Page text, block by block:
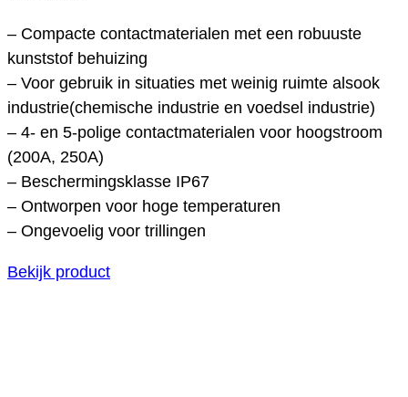
– Compacte contactmaterialen met een robuuste
kunststof behuizing
– Voor gebruik in situaties met weinig ruimte alsook
industrie(chemische industrie en voedsel industrie)
– 4- en 5-polige contactmaterialen voor hoogstroom
(200A, 250A)
– Beschermingsklasse IP67
– Ontworpen voor hoge temperaturen
– Ongevoelig voor trillingen
Bekijk product